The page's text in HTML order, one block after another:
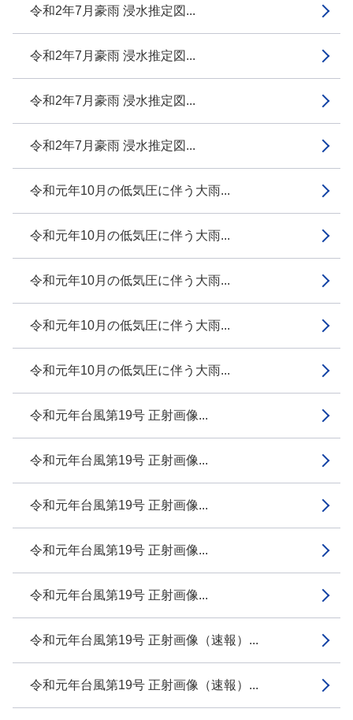
令和2年7月豪雨 浸水推定図...
令和2年7月豪雨 浸水推定図...
令和2年7月豪雨 浸水推定図...
令和2年7月豪雨 浸水推定図...
令和元年10月の低気圧に伴う大雨...
令和元年10月の低気圧に伴う大雨...
令和元年10月の低気圧に伴う大雨...
令和元年10月の低気圧に伴う大雨...
令和元年10月の低気圧に伴う大雨...
令和元年台風第19号 正射画像...
令和元年台風第19号 正射画像...
令和元年台風第19号 正射画像...
令和元年台風第19号 正射画像...
令和元年台風第19号 正射画像...
令和元年台風第19号 正射画像（速報）...
令和元年台風第19号 正射画像（速報）...